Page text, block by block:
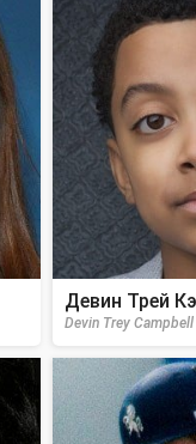
Девин Трей
Devin Trey Campbell